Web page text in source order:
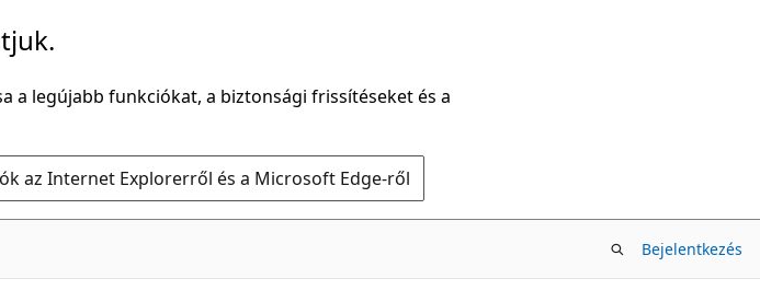
a legújabb funkciókat, a biztonsági frissítéseket és a
az Internet Explorerről és a Microsoft Edge-ről
Bejelentkezés